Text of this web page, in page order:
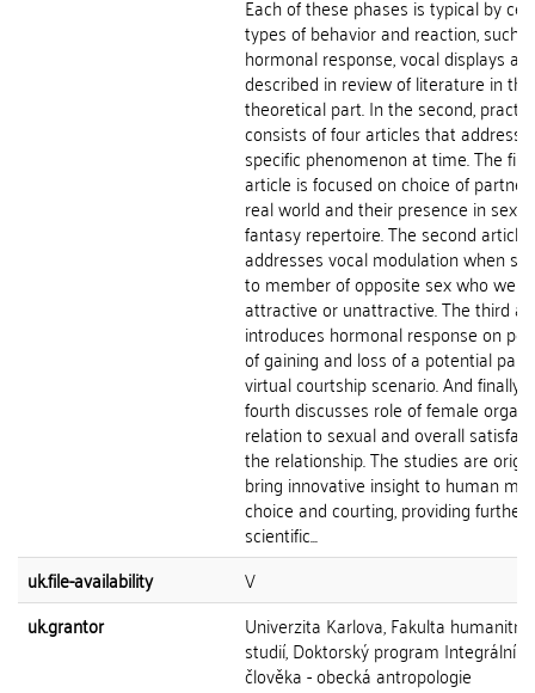
Each of these phases is typical by
types of behavior and reaction, such
hormonal response, vocal displays as
described in review of literature in the
theoretical part. In the second,
consists of four articles that address
specific phenomenon at time. The first
article is focused on choice of
real world and their presence in
fantasy repertoire. The second article
addresses vocal modulation when
to member of opposite sex who we
attractive or unattractive. The third
introduces hormonal response on
of gaining and loss of a potential
virtual courtship scenario. And finally,
fourth discusses role of female
relation to sexual and overall
the relationship. The studies are
bring innovative insight to human
choice and courting, providing further
scientific...
uk.file-availability
V
uk.grantor
Univerzita Karlova, Fakulta
studií, Doktorský program Integrální
člověka - obecká antropologie